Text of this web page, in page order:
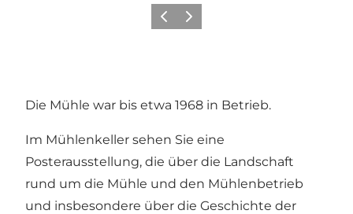
ZurückWeiter
Die Mühle war bis etwa 1968 in Betrieb.
Im Mühlenkeller sehen Sie eine
Posterausstellung, die über die Landschaft
rund um die Mühle und den Mühlenbetrieb
und insbesondere über die Geschichte der